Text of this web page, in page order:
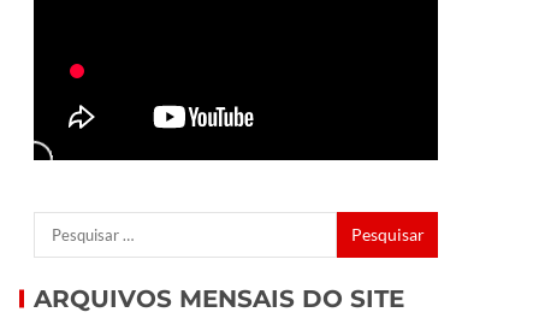
ARQUIVOS MENSAIS DO SITE